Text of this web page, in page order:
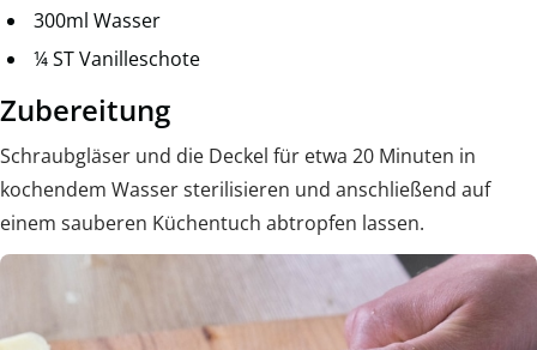
300ml Wasser
¼ ST Vanilleschote
Zubereitung
Schraubgläser und die Deckel für etwa 20 Minuten in
kochendem Wasser sterilisieren und anschließend auf
einem sauberen Küchentuch abtropfen lassen.